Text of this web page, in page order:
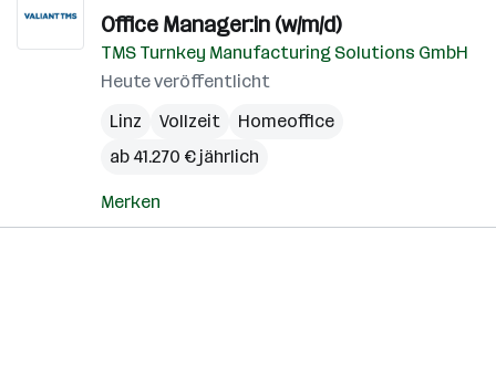
Office Manager:in (w/m/d)
TMS Turnkey Manufacturing Solutions GmbH
Heute veröffentlicht
Linz
Vollzeit
Homeoffice
ab 41.270 € jährlich
Merken